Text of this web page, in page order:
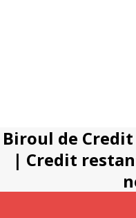
Biroul de Credit
| Credit